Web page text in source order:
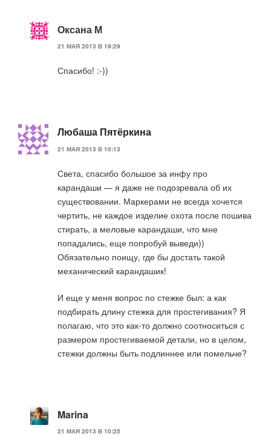
Оксана М
21 МАЯ 2013 В 19:29
Спасибо! :-))
Любаша Пятёркина
21 МАЯ 2013 В 10:13
Света, спасибо большое за инфу про
карандаши — я даже не подозревала об их
существовании. Маркерами не всегда хочется
чертить, не каждое изделие охота после пошива
стирать, а меловые карандаши, что мне
попадались, еще попробуй выведи))
Обязательно поищу, где бы достать такой
механический карандашик!
И еще у меня вопрос по стежке был: а как
подбирать длину стежка для простегивания? Я
полагаю, что это как-то должно соотноситься с
размером простегиваемой детали, но в целом,
стежки должны быть подлиннее или помельче?
Marina
21 МАЯ 2013 В 10:25